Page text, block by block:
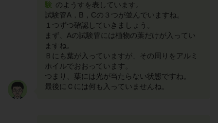
験 のようすを表しています。
試験管A，B，Cの３つが並んでいますね。
１つずつ確認していきましょう。
まず、Aの試験管には植物の葉だけが入ってい
ますね。
Ｂにも葉が入っていますが、その周りをアルミ
ホイルでおおっています。
つまり、葉には光が当たらない状態ですね。
最後にＣには何も入っていませんね。